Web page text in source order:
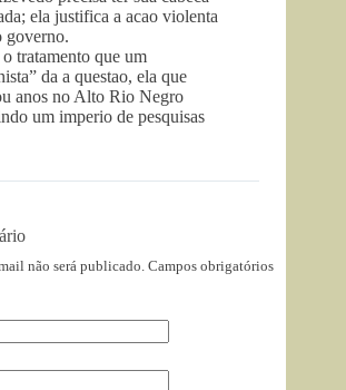
ela justifica a acao violenta
governo.
o tratamento que um
da a questao, ela que
anos no Alto Rio Negro
um imperio de pesquisas
não será publicado. Campos obrigatórios